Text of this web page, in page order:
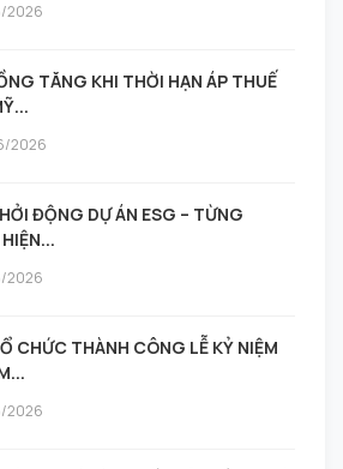
2026
TĂNG KHI THỜI HẠN ÁP THUẾ
2026
ĐỘNG DỰ ÁN ESG – TỪNG
2026
CHỨC THÀNH CÔNG LỄ KỶ NIỆM
2026